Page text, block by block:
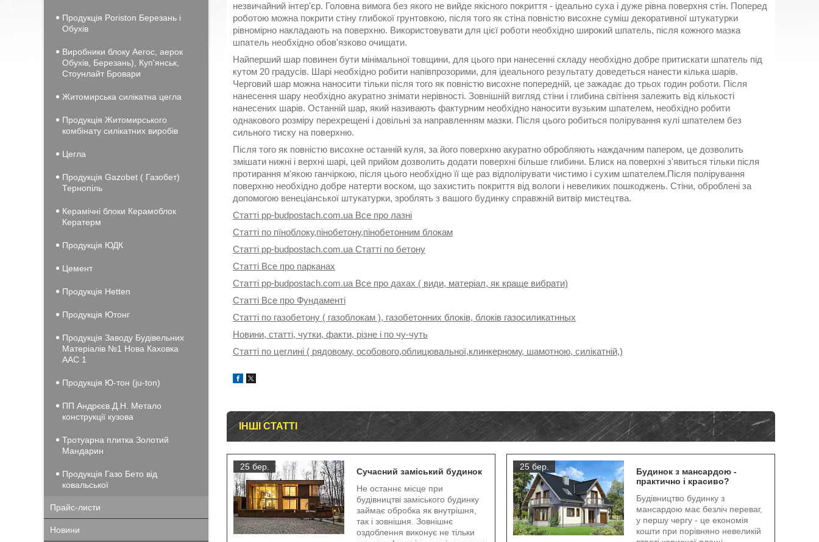
незвичайний інтер'єр. Головна вимога без якого не вийде якісного покриття - ідеально суха і дуже рівна поверхня стін. Поперед
роботою можна покрити стіну глибокої грунтовкою, після того як стіна повністю висохне суміш декоративної штукатурки
рівномірно накладають на поверхню. Використовувати для цієї роботи необхідно широкий шпатель, після кожного мазка
шпатель необхідно обов'язково очищати.
Найперший шар повинен бути мінімальної товщини, для цього при нанесенні складу необхідно добре притискати шпатель під
кутом 20 градусів. Шарі необхідно робити напівпрозорими, для ідеального результату доведеться нанести кілька шарів.
Черговий шар можна наносити тільки після того як повністю висохне попередній, це зажадає до трьох годин роботи. Після
нанесення шару необхідно акуратно знімати нерівності. Зовнішній вигляд стіни і глибина світіння залежить від кількості
нанесених шарів. Останній шар, який називають фактурним необхідно наносити вузьким шпателем, необхідно робити
однакового розміру перехрещені і довільні за направленням мазки. Після цього робиться полірування кулі шпателем без
сильного тиску на поверхню.
Після того як повністю висохне останній куля, за його поверхню акуратно обробляють наждачним папером, це дозволить
змішати нижні і верхні шарі, цей прийом дозволить додати поверхні більше глибини. Блиск на поверхні з'явиться тільки після
протирання м'якою ганчіркою, після цього необхідно її ще раз відполірувати чистимо і сухим шпателем.Після полірування
поверхню необхідно добре натерти воском, що захистить покриття від вологи і невеликих пошкоджень. Стіни, оброблені за
допомогою венеціанської штукатурки, зроблять з вашого будинку справжній витвір мистецтва.
Статті pp-budpostach.com.ua Все про лазні
Статті по пїноблоку,пінобетону,пінобетонним блокам
Статті pp-budpostach.com.ua Статті по бетону
Статті Все про парканах
Статті pp-budpostach.com.ua Все про дахах ( види, матеріал, як краще вибрати)
Статті Все про Фундаменті
Статті по газобетону ( газоблокам ), газобетонних блоків, блоків газосиликатнных
Новини, статті, чутки, факти, різне і по чу-чуть
Статті по цеглині ( рядовому, особового,облицювальної,клинкерному, шамотною, силікатній,)
ІНШІ СТАТТІ
25 бер.
Сучасний заміський будинок
Не останнє місце при
будівництві заміського будинку
займає обробка як внутрішня,
так і зовнішня. Зовнішнє
оздоблення виконує не тільки
25 бер.
Будинок з мансардою -
практично і красиво?
Будівництво будинку з
мансардою має безліч переваг,
у першу чергу - це економія
кошти при порівняно невеликій
Продукція Poriston Березань і
Обухів
Виробники блоку Aeroc, аерок
Обухів, Березань), Куп'янськ,
Стоунлайт Бровари
Житомирська силікатна цегла
Продукція Житомирського
комбінату силікатних виробів
Цегла
Продукція Gazobet ( Газобет)
Тернопіль
Керамічні блоки Керамоблок
Кератерм
Продукція ЮДК
Цемент
Продукція Hеtten
Продукція Ютонг
Продукція Заводу Будівельних
Матеріалів №1 Нова Каховка
ААС 1
Продукція Ю-тон (ju-ton)
ПП Андрєєв.Д.Н. Метало
конструкції кузова
Тротуарна плитка Золотий
Мандарин
Продукція Газо Бето від
ковальської
Прайс-листи
Новини